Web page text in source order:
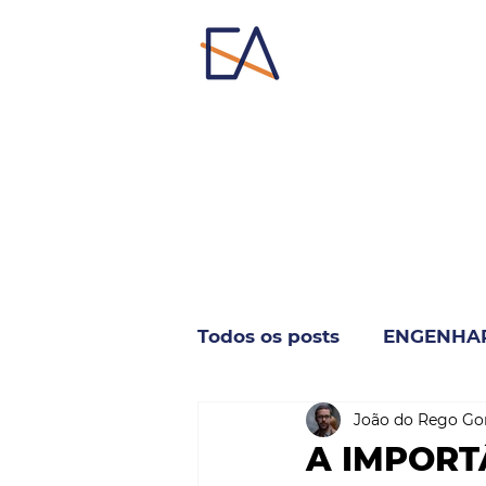
Todos os posts
INDUSTRIA & NEGÓCIO
A
João do Rego